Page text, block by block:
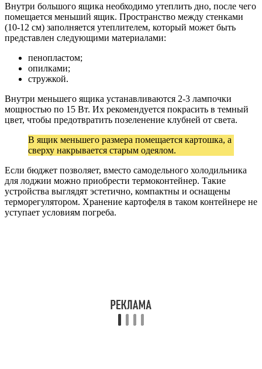
Внутри большого ящика необходимо утеплить дно, после чего
помещается меньший ящик. Пространство между стенками
(10-12 см) заполняется утеплителем, который может быть
представлен следующими материалами:
пенопластом;
опилками;
стружкой.
Внутри меньшего ящика устанавливаются 2-3 лампочки
мощностью по 15 Вт. Их рекомендуется покрасить в темный
цвет, чтобы предотвратить позеленение клубней от света.
В ящик меньшего размера помещается картошка, а
сверху накрывается старым одеялом.
Если бюджет позволяет, вместо самодельного холодильника
для лоджии можно приобрести термоконтейнер. Такие
устройства выглядят эстетично, компактны и оснащены
терморегулятором. Хранение картофеля в таком контейнере не
уступает условиям погреба.